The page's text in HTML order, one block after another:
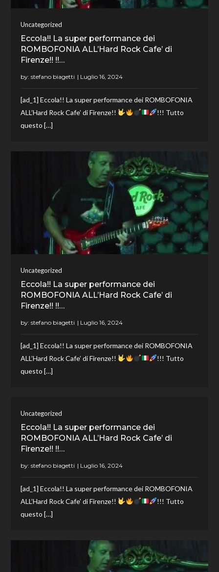
Uncategorized
Eccola!! La super performance dei
ROMBOFONIA ALL’Hard Rock Cafe’ di
Firenze!! !!…
by:stefano biagetti
[ad_1] Eccola!! La super performance dei ROMBOFONIA
ALL’Hard Rock Cafe’ di Firenze!!
!!! Tutto
questo […]
Uncategorized
Eccola!! La super performance dei
ROMBOFONIA ALL’Hard Rock Cafe’ di
Firenze!! !!…
by:stefano biagetti
[ad_1] Eccola!! La super performance dei ROMBOFONIA
ALL’Hard Rock Cafe’ di Firenze!!
!!! Tutto
questo […]
Uncategorized
Eccola!! La super performance dei
ROMBOFONIA ALL’Hard Rock Cafe’ di
Firenze!! !!…
by:stefano biagetti
[ad_1] Eccola!! La super performance dei ROMBOFONIA
ALL’Hard Rock Cafe’ di Firenze!!
!!! Tutto
questo […]